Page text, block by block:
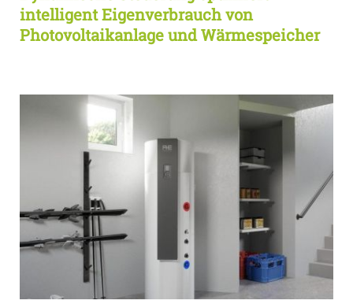
intelligent Eigenverbrauch von
Photovoltaikanlage und Wärmespeicher